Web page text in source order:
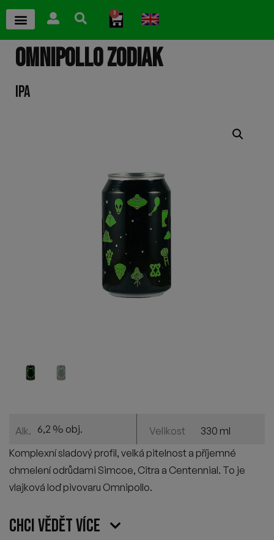
0
OMNIPOLLO ZODIAK
IPA
Alk. 6,2 % obj. Velikost
330 ml
Komplexní sladový profil, velká pitelnost a příjemné
chmeleníodrůdami Simcoe, Citra a Centennial. To je
vlajková loď pivovaru Omnipollo.
Chci vědět více